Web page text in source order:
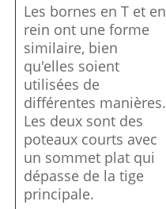
Les bornes en T et en
rein ont une forme
similaire, bien
qu'elles soient
utilisées de
différentes manières.
Les deux sont des
poteaux courts avec
un sommet plat qui
dépasse de la tige
principale.